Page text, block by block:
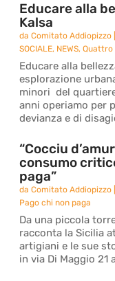
Educare alla
Kalsa
daComitato Addiopizzo
SOCIALE, NEWS,Quattro
Educare alla
esplorazione
minori del
anni operiamo per
devianza e di
“Cocciu
consumo
paga”
daComitato Addiopizzo
Pago chi non paga
Da una piccola
racconta la Sicilia
artigiani e le sue
in via Di Maggio 21